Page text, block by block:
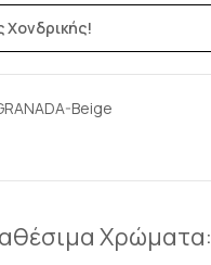
Χονδρικής!
Beige
Χρώματα: